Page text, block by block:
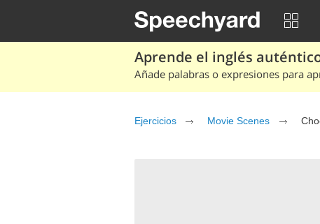
Aprende el inglés
Añade palabras o expresiones para
Ejercicios Movie Scenes